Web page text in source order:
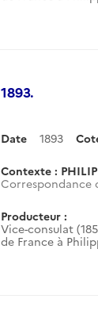
1893.
Date 1893
Contexte :
Correspondance
Producteur :
Vice-consulat
de France à